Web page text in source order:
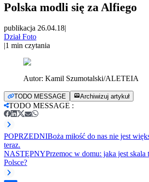
Polska modli się za Alfiego
publikacja 26.04.18|
Dział Foto
|1 min czytania
Autor: Kamil Szumotalski/ALETEIA
TODO MESSAGE Archiwizuj artykuł
TODO MESSAGE :
POPRZEDNIBoża miłość do nas nie jest
teraz.
NASTĘPNYPrzemoc w domu: jaka jest skala
Polsce?